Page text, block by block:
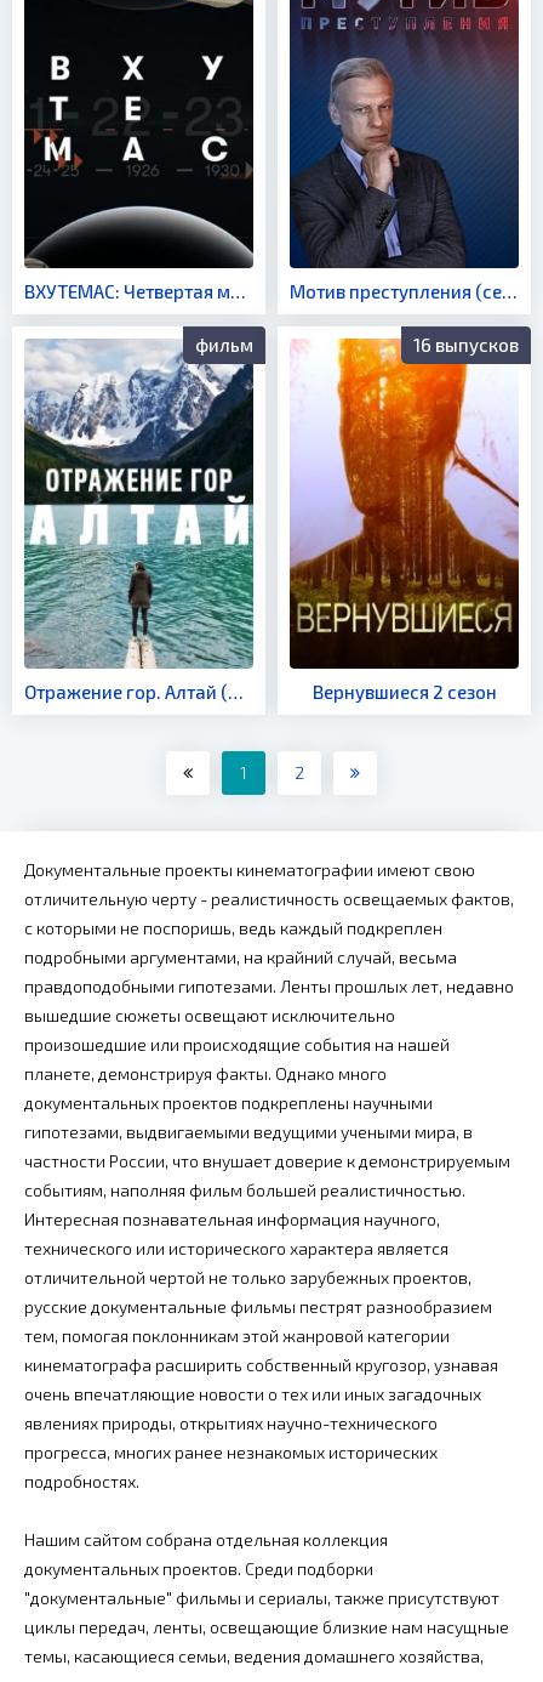
ВХУТЕМАС: Четвертая мировая революция (сериал 2021) Мотив преступления (сериал 2017)
фильм
Отражение гор. Алтай (фильм 2016)
16 выпусков
Вернувшиеся 2 сезон
1 2
Документальные проекты кинематографии имеют свою
отличительную черту - реалистичность освещаемых фактов,
с которыми не поспоришь, ведь каждый подкреплен
подробными аргументами, на крайний случай, весьма
правдоподобными гипотезами. Ленты прошлых лет, недавно
вышедшие сюжеты освещают исключительно
произошедшие или происходящие события на нашей
планете, демонстрируя факты. Однако много
документальных проектов подкреплены научными
гипотезами, выдвигаемыми ведущими учеными мира, в
частности России, что внушает доверие к демонстрируемым
событиям, наполняя фильм большей реалистичностью.
Интересная познавательная информация научного,
технического или исторического характера является
отличительной чертой не только зарубежных проектов,
русские документальные фильмы пестрят разнообразием
тем, помогая поклонникам этой жанровой категории
кинематографа расширить собственный кругозор, узнавая
очень впечатляющие новости о тех или иных загадочных
явлениях природы, открытиях научно-технического
прогресса, многих ранее незнакомых исторических
подробностях.
Нашим сайтом собрана отдельная коллекция
документальных проектов. Среди подборки
"документальные" фильмы и сериалы, также присутствуют
циклы передач, ленты, освещающие близкие нам насущные
темы, касающиеся семьи, ведения домашнего хозяйства,